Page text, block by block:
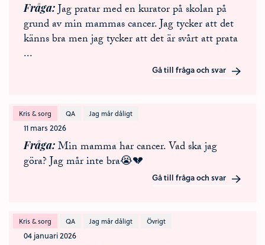
Fråga Jag pratar med en kurator på skolan på
grund av min mammas cancer. Jag tycker att det
känns bra men jag tycker att det är svårt att prata
...
Gå till fråga och svar
QA Jag mår dåligt
Kris & sorg
11 mars 2026
Fråga Min mamma har cancer. Vad ska jag
göra? Jag mår inte bra😭💔
Gå till fråga och svar
QA Jag mår dåligt
Kris & sorg Övrigt
04 januari 2026